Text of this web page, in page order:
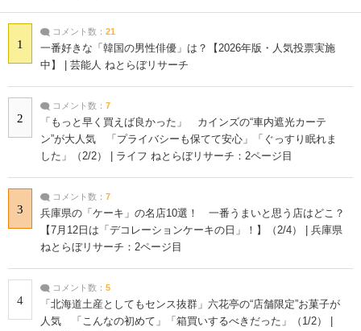
1
コメント数： 21
一番好きな「韓国の男性俳優」は？【2026年版・人気投票実施
中】 | 芸能人 ねとらぼリサーチ
2
コメント数： 7
「もっと早く買えば良かった」 カインズの“車内遮光カーテ
ン”が大人気 「プライバシーも保てて安心」「ぐっすり眠れま
した」（2/2） | ライフ ねとらぼリサーチ：2ページ目
3
コメント数： 7
兵庫県の「ケーキ」の名店10選！ 一番うまいと思う店はどこ？
【7月12日は「デコレーションケーキの日」！】（2/4） | 兵庫県
ねとらぼリサーチ：2ページ目
4
コメント数： 5
「北海道土産としてもセンス抜群」六花亭の“店舗限定”お菓子が
人気 「こんなの初めて」「箱買いするべきだった」（1/2） |